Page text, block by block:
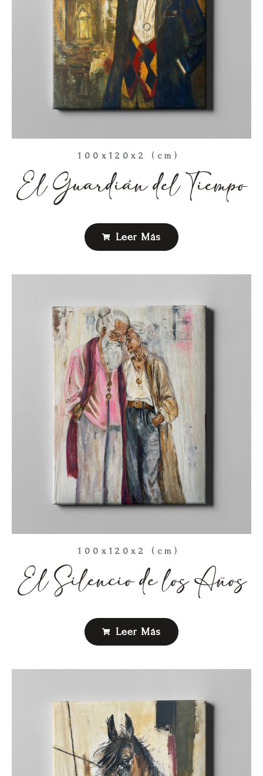
100x120x2 (cm)
El Guardián del Tiempo
Leer Más
100x120x2 (cm)
El Silencio de los Años
Leer Más